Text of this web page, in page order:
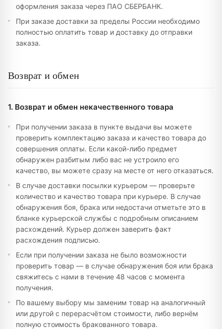
оформления заказа через ПАО СБЕРБАНК.
При заказе доставки за пределы России необходимо
полностью оплатить товар и доставку до отправки
заказа.
Возврат и обмен
1. Возврат и обмен некачественного товара
При получении заказа в пункте выдачи вы можете
проверить комплектацию заказа и качество товара до
совершения оплаты. Если какой-либо предмет
обнаружен разбитым либо вас не устроило его
качество, вы можете сразу на месте от него отказаться.
В случае доставки посылки курьером — проверьте
количество и качество товара при курьере. В случае
обнаружения боя, брака или недостачи отметьте это в
бланке курьерской службы с подробным описанием
расхождений. Курьер должен заверить факт
расхождения подписью.
Если при получении заказа не было возможности
проверить товар — в случае обнаружения боя или брака
свяжитесь с нами в течение 48 часов с момента
получения.
По вашему выбору мы заменим товар на аналогичный
или другой с перерасчётом стоимости, либо вернём
полную стоимость бракованного товара.